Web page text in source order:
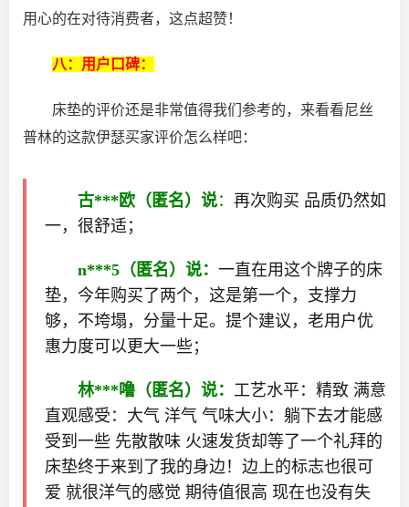
用心的在对待消费者，这点超赞！
八：用户口碑：
床垫的评价还是非常值得我们参考的，来看看尼丝
普林的这款伊瑟买家评价怎么样吧：
古***欧（匿名）说： 再次购买 品质仍然如
一，很舒适；
n***5（匿名）说： 一直在用这个牌子的床
垫，今年购买了两个，这是第一个，支撑力
够，不垮塌，分量十足。提个建议，老用户优
惠力度可以更大一些；
林***噜（匿名）说： 工艺水平：精致 满意
直观感受：大气 洋气 气味大小：躺下去才能感
受到一些 先散散味 火速发货却等了一个礼拜的
床垫终于来到了我的身边！边上的标志也很可
爱 就很洋气的感觉 期待值很高 现在也没有失